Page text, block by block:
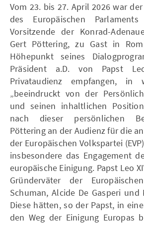
Vom 23. bis 27. April 2026 war
des Europäischen
Vorsitzende der Konrad-
Gert Pöttering, zu Gast in
Höhepunkt seines
Präsident a.D. von Papst
Privataudienz empfangen,
„beeindruckt von der
und seinen inhaltlichen
nach dieser persönlichen
Pöttering an der Audienz für die
der Europäischen Volkspartei
insbesondere das Engagement
europäische Einigung. Papst Leo
Gründerväter der
Schuman, Alcide De Gasperi und
Diese hätten, so der Papst, in
den Weg der Einigung Europas